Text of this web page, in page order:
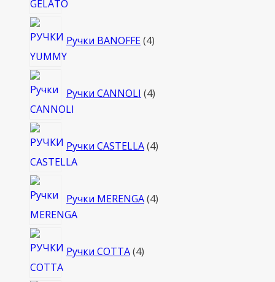
Ручки BANOFFE 4товара
Ручки CANNOLI 4товара
Ручки CASTELLA 4товара
Ручки MERENGA 4товара
Ручки COTTA 4товара